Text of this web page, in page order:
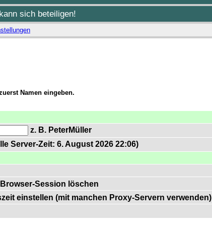
sich beteiligen!
Namen eingeben.
z. B. PeterMüller
Server-Zeit: 6. August 2026 22:06)
Session löschen
einstellen (mit manchen Proxy-Servern verwenden)